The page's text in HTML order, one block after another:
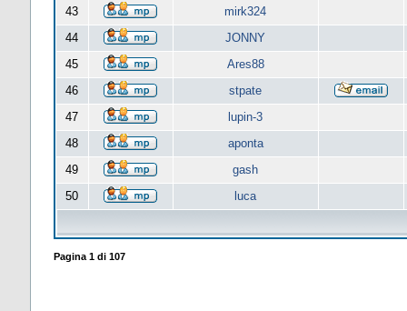
43
mirk324
44
JONNY
45
Ares88
46
stpate
47
lupin-3
48
aponta
49
gash
50
luca
Pagina 1di 107